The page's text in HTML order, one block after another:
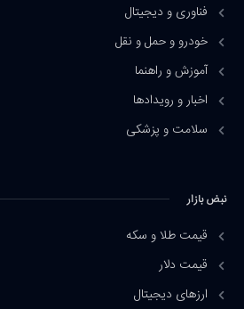
فناوری و دیجیتال
خودرو و حمل و نقل
آموزش و راهنما
اخبار و رویدادها
سلامت و پزشکی
نبض بازار
قیمت طلا و سکه
قیمت دلار
ارزهای دیجیتال